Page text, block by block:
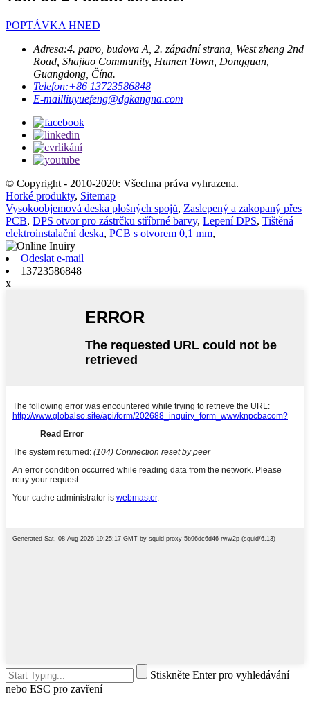
POPTÁVKA HNED
Adresa:4. patro, budova A, 2. západní strana, West zheng 2nd
Road, Shajiao Community, Humen Town, Dongguan,
Guangdong, Čína.
Telefon:+86 13723586848
E-mailliuyuefeng@dgkangna.com
© Copyright - 2010-2020: Všechna práva vyhrazena.
Horké produkty, Sitemap
Vysokoobjemová deska plošných spojů, Zaslepený a zakopaný přes
PCB, DPS otvor pro zástrčku stříbrné barvy, Lepení DPS, Tištěná
elektroinstalační deska, PCB s otvorem 0,1 mm,
Odeslat e-mail
13723586848
x
Stiskněte Enter pro vyhledávání
nebo ESC pro zavření